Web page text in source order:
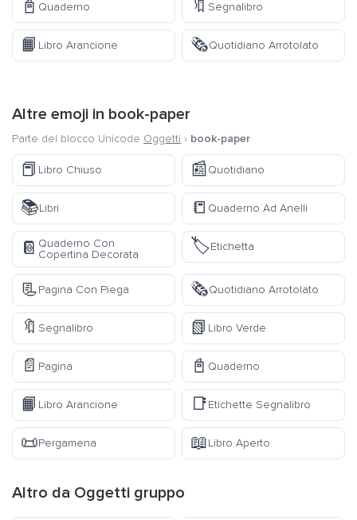
📓 Quaderno 🔖 Segnalibro
📙 Libro Arancione 🗞️Quotidiano Arrotolato
Altre emoji in book-paper
Parte del blocco Unicode Oggetti › book-paper
📕 Libro Chiuso 📰Quotidiano
📚Libri 📒 Quaderno Ad Anelli
📔 Quaderno Con
Copertina Decorata
🏷️Etichetta
📃Pagina Con Piega 🗞️Quotidiano Arrotolato
🔖 Segnalibro 📗 Libro Verde
📄 Pagina 📓 Quaderno
📙 Libro Arancione 📑Etichette Segnalibro
📜Pergamena 📖Libro Aperto
Altro da Oggetti gruppo